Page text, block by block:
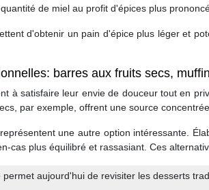
de miel au profit d'épices plus
d'obtenir un pain d'épice plus léger et
barres aux fruits secs,
à satisfaire leur envie de douceur tout en
par exemple, offrent une source
une autre option intéressante.
cas plus équilibré et rassasiant. Ces
permet aujourd'hui de revisiter les desserts